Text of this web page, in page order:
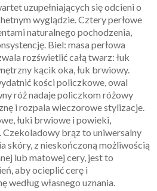
uzupełniających się odcieni o
wyglądzie. Cztery perłowe
naturalnego pochodzenia,
Biel: masa perłowa
rozświetlić całą twarz: łuk
kącik oka, łuk brwiowy.
kości policzkowe, owal
róż nadaje policzkom różowy
i rozpala wieczorowe stylizacje.
łuki brwiowe i powieki,
Czekoladowy brąz to uniwersalny
skóry, z nieskończoną możliwością
lub matowej cery, jest to
aby ocieplić cerę i
własnego uznania.